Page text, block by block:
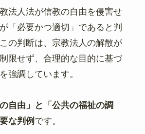
法人法が信教の自由を侵害せ
「必要かつ適切」であると判
の判断は、宗教法人の解散が
限せず、合理的な目的に基づ
強調しています。
自由」と「公共の福祉の調
な判例 です。